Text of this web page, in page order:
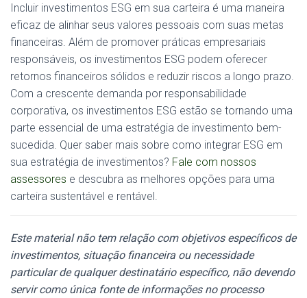
Incluir investimentos ESG em sua carteira é uma maneira
eficaz de alinhar seus valores pessoais com suas metas
financeiras. Além de promover práticas empresariais
responsáveis, os investimentos ESG podem oferecer
retornos financeiros sólidos e reduzir riscos a longo prazo.
Com a crescente demanda por responsabilidade
corporativa, os investimentos ESG estão se tornando uma
parte essencial de uma estratégia de investimento bem-
sucedida. Quer saber mais sobre como integrar ESG em
sua estratégia de investimentos? Fale com nossos
assessores e descubra as melhores opções para uma
carteira sustentável e rentável.
Este material não tem relação com objetivos específicos de
investimentos, situação financeira ou necessidade
particular de qualquer destinatário específico, não devendo
servir como única fonte de informações no processo